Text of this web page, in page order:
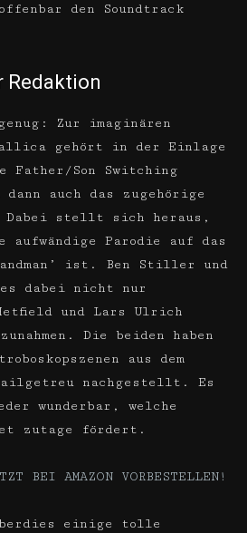
den Soundtrack
Redaktion
Zur imaginären
gehört in der Einlage
Father/Son Switching
dann auch das zugehörige
Dabei stellt sich heraus,
aufwändige Parodie auf das
ist. Ben Stiller und
dabei nicht nur
und Lars Ulrich
Die beiden haben
aus dem
nachgestellt. Es
wunderbar, welche
zutage fördert.
BEI AMAZON VORBESTELLEN!
einige tolle